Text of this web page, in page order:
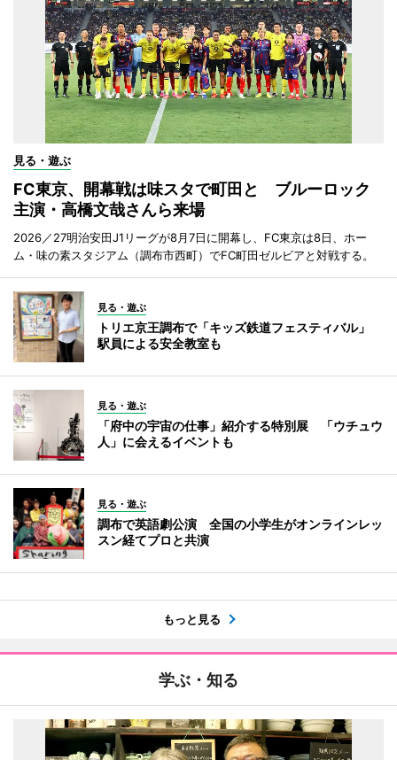
見る・遊ぶ
FC東京、開幕戦は味スタで町田と ブルーロック
主演・高橋文哉さんら来場
2026／27明治安田J1リーグが8月7日に開幕し、FC東京は8日、ホー
ム・味の素スタジアム（調布市西町）でFC町田ゼルビアと対戦する。
見る・遊ぶ
トリエ京王調布で「キッズ鉄道フェスティバル」
駅員による安全教室も
見る・遊ぶ
「府中の宇宙の仕事」紹介する特別展 「ウチュウ
人」に会えるイベントも
見る・遊ぶ
調布で英語劇公演 全国の小学生がオンラインレッ
スン経てプロと共演
もっと見る
学ぶ・知る